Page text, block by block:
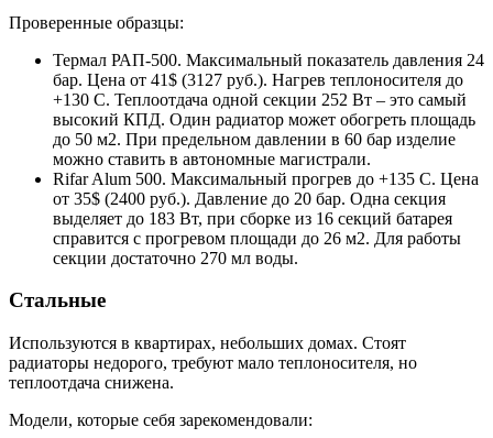
Проверенные образцы:
Термал РАП-500. Максимальный показатель давления 24
бар. Цена от 41$ (3127 руб.). Нагрев теплоносителя до
+130 С. Теплоотдача одной секции 252 Вт – это самый
высокий КПД. Один радиатор может обогреть площадь
до 50 м2. При предельном давлении в 60 бар изделие
можно ставить в автономные магистрали.
Rifar Alum 500. Максимальный прогрев до +135 С. Цена
от 35$ (2400 руб.). Давление до 20 бар. Одна секция
выделяет до 183 Вт, при сборке из 16 секций батарея
справится с прогревом площади до 26 м2. Для работы
секции достаточно 270 мл воды.
Стальные
Используются в квартирах, небольших домах. Стоят
радиаторы недорого, требуют мало теплоносителя, но
теплоотдача снижена.
Модели, которые себя зарекомендовали: